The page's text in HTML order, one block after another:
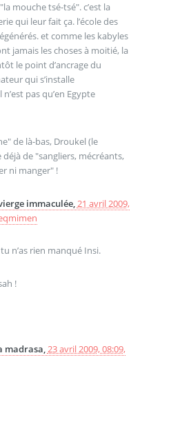
mouche tsé-tsé". c’est la
qui leur fait ça. l’école des
et comme les kabyles
jamais les choses à moitié, la
le point d’ancrage du
qui s’installe
pas qu’en Egypte
de là-bas, Droukel (le
de "sangliers, mécréants,
ni manger" !
immaculée,21 avril 2009,
n’as rien manqué Insi.
!
madrasa,23 avril 2009, 08:09,